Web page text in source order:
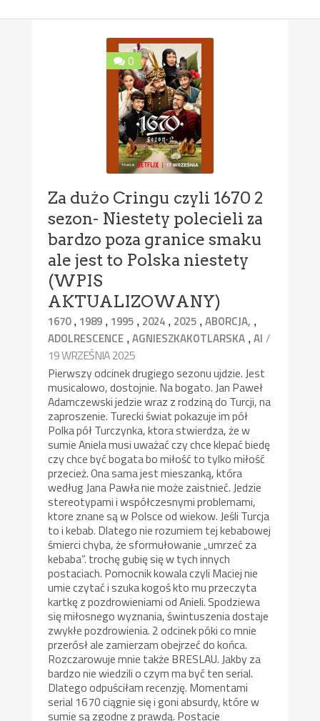
0
Za dużo Cringu czyli 1670 2
sezon- Niestety polecieli za
bardzo poza granice smaku
ale jest to Polska niestety
(WPIS
AKTUALIZOWANY)
1670, 1989 , 1995 , 2024 , 2025 ,ABORCJA, ,
ADOLRESCENCE ,AGNIESZKAKOTLARSKA ,AI /
19 WRZEŚNIA 2025
Pierwszy odcinek drugiego sezonu ujdzie. Jest
musicalowo, dostojnie. Na bogato. Jan Paweł
Adamczewski jedzie wraz z rodziną do Turcji, na
zaproszenie. Turecki świat pokazuje im pół
Polka pół Turczynka, ktora stwierdza, że w
sumie Aniela musi uważać czy chce klepać biedę
czy chce być bogata bo miłość to tylko miłość
przecież. Ona sama jest mieszanką, która
według Jana Pawła nie może zaistnieć. Jedzie
stereotypami i współczesnymi problemami,
ktore znane są w Polsce od wiekow. Jeśli Turcja
to i kebab. Dlatego nie rozumiem tej kebabowej
śmierci chyba, że sformułowanie „umrzeć za
kebaba”. trochę gubię się w tych innych
postaciach. Pomocnik kowala czyli Maciej nie
umie czytać i szuka kogoś kto mu przeczyta
kartkę z pozdrowieniami od Anieli. Spodziewa
się miłosnego wyznania, świntuszenia dostaje
zwykłe pozdrowienia. 2 odcinek póki co mnie
przerósł ale zamierzam obejrzeć do końca.
Rozczarowuje mnie także BRESLAU. Jakby za
bardzo nie wiedzili o czym ma być ten serial.
Dlatego odpuściłam recenzję. Momentami
serial 1670 ciągnie się i goni absurdy, które w
sumie są zgodne z prawdą. Postacie